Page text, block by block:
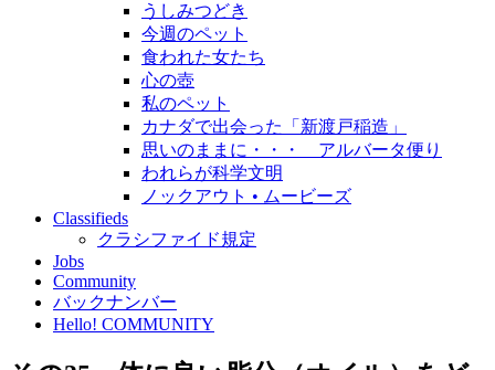
うしみつどき
今週のペット
食われた女たち
心の壺
私のペット
カナダで出会った「新渡戸稲造」
思いのままに・・・ アルバータ便り
われらが科学文明
ノックアウト • ムービーズ
Classifieds
クラシファイド規定
Jobs
Community
バックナンバー
Hello! COMMUNITY